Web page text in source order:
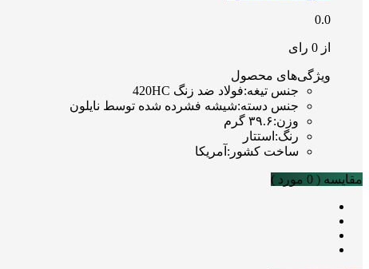
0.0
از 0 رای
ویژگی‌های محصول
جنس تیغه:فولاد ضد زنگ 420HC
جنس دسته:شیشه فشرده شده توسط نایلون
وزن:۳۹.۶ گرم
رنگ: استتار
ساخت کشور : آمریکا
مقایسه ( 0 مورد )